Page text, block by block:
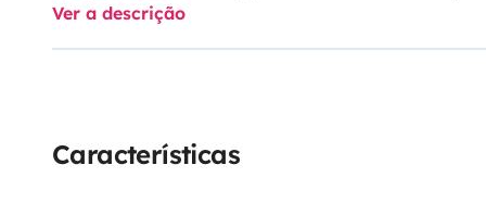
espérer. N'hesitez pas à aller checker toutes les
forts ? à l'intérieur, vous vous sentirez comme dans
douche et aux toilettes étant étroit, Jolly ne convient
Ver a descrição
Características